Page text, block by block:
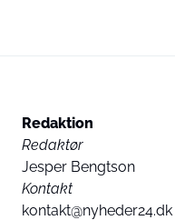
Redaktion
Redaktør
Jesper Bengtson
Kontakt
kontakt@nyheder24.dk